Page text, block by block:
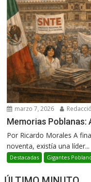
marzo 7, 2026
Memorias Poblanas:
Por Ricardo Morales A
noventa, existía una líder...
Destacadas Gigantes